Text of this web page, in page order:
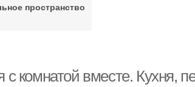
пространство
с комнатой вместе. Кухня,